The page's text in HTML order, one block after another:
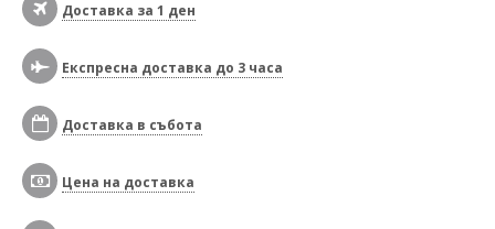
Доставка за 1 ден
Експресна доставка до 3 часа
Доставка в събота
Цена на доставка